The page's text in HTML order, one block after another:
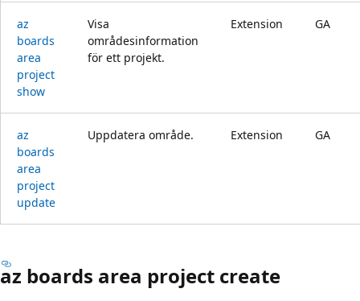
az
boards
area
project
show
Visa
områdesinformation
för ett projekt.
Extension GA
az
boards
area
project
update
Uppdatera område. Extension GA
az boards area project create